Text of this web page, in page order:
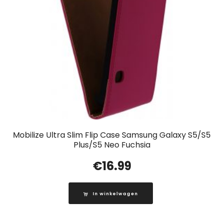
Mobilize Ultra Slim Flip Case Samsung Galaxy S5/S5
Plus/S5 Neo Fuchsia
€16.99
In winkelwagen